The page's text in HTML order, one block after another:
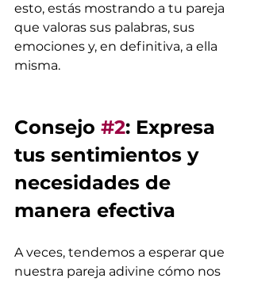
esto, estás mostrando a tu pareja
que valoras sus palabras, sus
emociones y, en definitiva, a ella
misma.
Consejo #2: Expresa
tus sentimientos y
necesidades de
manera efectiva
A veces, tendemos a esperar que
nuestra pareja adivine cómo nos